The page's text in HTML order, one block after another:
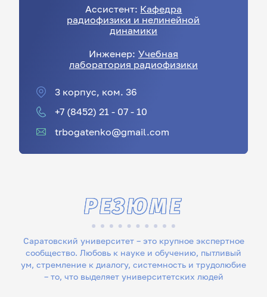
Ассистент: Кафедра
радиофизики и нелинейной
динамики
Инженер: Учебная
лаборатория радиофизики
3 корпус, ком. 36
+7 (8452) 21 - 07 - 10
trbogatenko@gmail.com
Саратовский университет – это крупное экспертное
сообщество. Любовь к науке и обучению, пытливый
ум, стремление к диалогу, системность и трудолюбие
– то, что выделяет университетских людей
РЕЗЮМЕ